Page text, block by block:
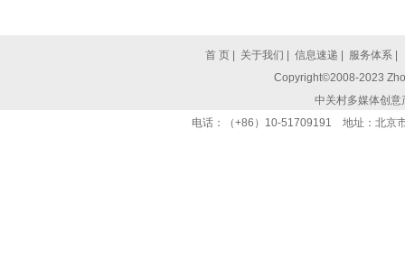
首 页 关于我们 信息速递 服务体系
Copyright©2008-2023
中关村多媒体创
电话：（+86）10-51709191 地址：北京